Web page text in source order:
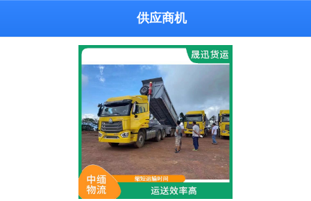
供应商机